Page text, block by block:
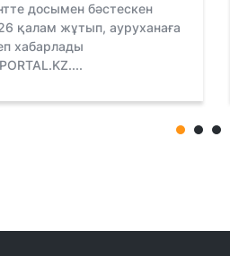
досымен бәстескен
қалам жұтып, ауруханаға
хабарлады